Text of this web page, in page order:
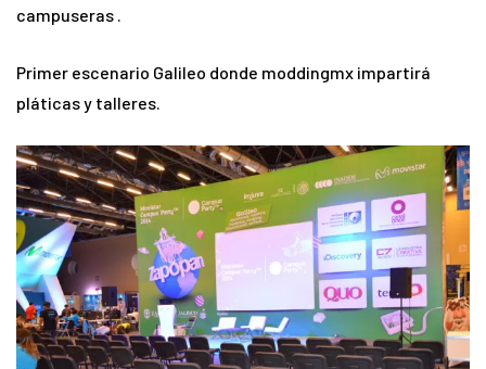
campuseras .
Primer escenario Galileo donde moddingmx impartirá
pláticas y talleres.